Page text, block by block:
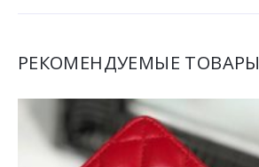
РЕКОМЕНДУЕМЫЕ ТОВАРЫ